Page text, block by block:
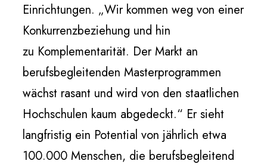
Einrichtungen. „Wir kommen weg von einer
Konkurrenzbeziehung und hin
zu Komplementarität. Der Markt an
berufsbegleitenden Masterprogrammen
wächst rasant und wird von den staatlichen
Hochschulen kaum abgedeckt.“ Er sieht
langfristig ein Potential von jährlich etwa
100.000 Menschen, die berufsbegleitend